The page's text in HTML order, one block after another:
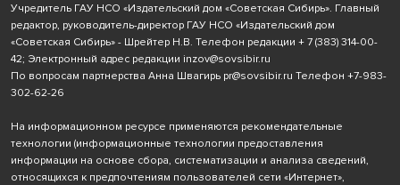
Учредитель ГАУ НСО «Издательский дом «Советская Сибирь». Главный
редактор, руководитель-директор ГАУ НСО «Издательский дом
«Советская Сибирь» - Шрейтер Н.В. Телефон редакции + 7 (383) 314-00-
42; Электронный адрес редакции inzov@sovsibir.ru
По вопросам партнерства Анна Швагирь pr@sovsibir.ru Телефон +7-983-
302-62-26
На информационном ресурсе применяются рекомендательные
технологии (информационные технологии предоставления
информации на основе сбора, систематизации и анализа сведений,
относящихся к предпочтениям пользователей сети «Интернет»,